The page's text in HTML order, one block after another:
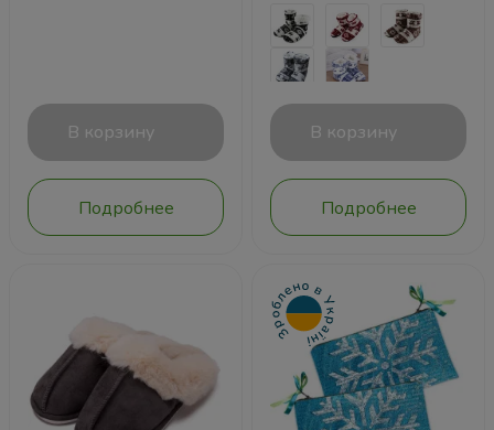
В корзину
Подробнее
В корзину
Подробнее